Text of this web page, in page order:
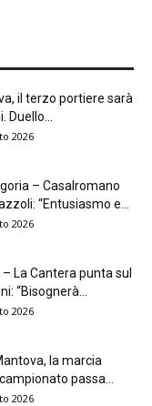
il terzo portiere sarà
Duello...
2026
– Casalromano
“Entusiasmo e...
2026
La Cantera punta sul
“Bisognerà...
2026
la marcia
passa...
2026